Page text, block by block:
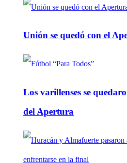
Unión se quedó con el
Los varillenses se
del Apertura